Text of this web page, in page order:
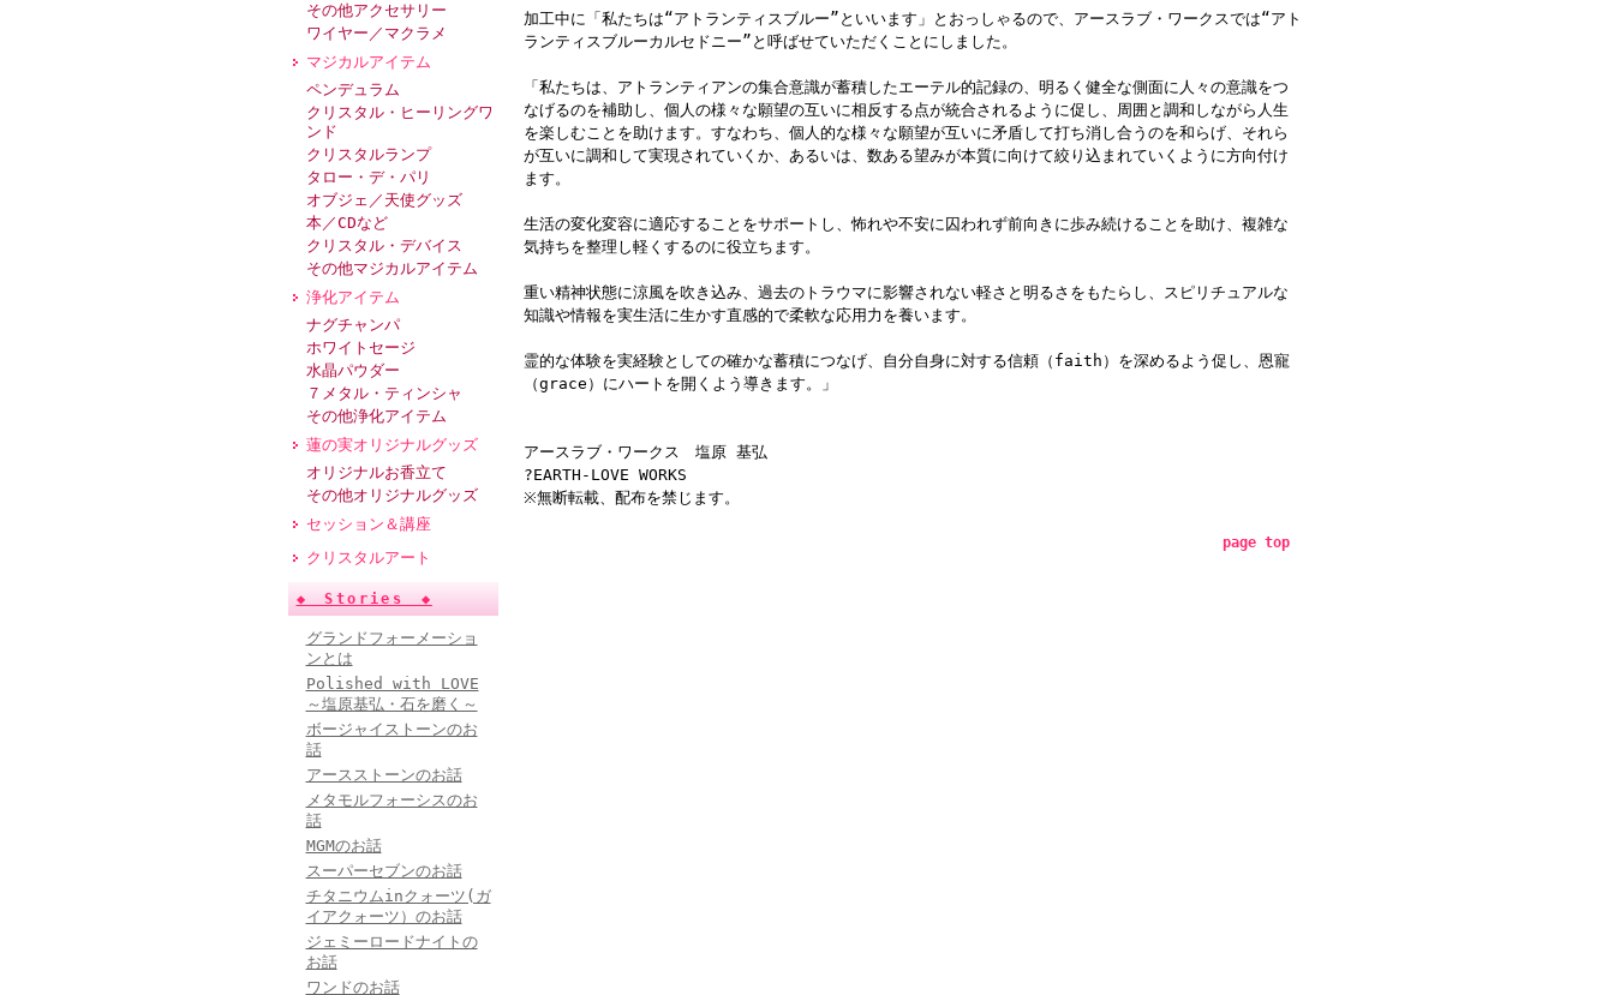
その他アクセサリー
ワイヤー／マクラメ
マジカルアイテム
ペンデュラム
クリスタル・ヒーリングワ
ンド
クリスタルランプ
タロー・デ・パリ
オブジェ／天使グッズ
本／CDなど
クリスタル・デバイス
その他マジカルアイテム
浄化アイテム
ナグチャンパ
ホワイトセージ
水晶パウダー
７メタル・ティンシャ
その他浄化アイテム
蓮の実オリジナルグッズ
オリジナルお香立て
その他オリジナルグッズ
セッション＆講座
クリスタルアート
◆ Stories ◆
グランドフォーメーショ
ンとは
Polished with LOVE
～塩原基弘・石を磨く～
ボージャイストーンのお
話
アースストーンのお話
メタモルフォーシスのお
話
MGMのお話
スーパーセブンのお話
チタニウムinクォーツ(ガ
イアクォーツ）のお話
ジェミーロードナイトの
お話
ワンドのお話
加工中に「私たちは“アトランティスブルー”といいます」とおっしゃるので、アースラブ・ワークスでは“アト
ランティスブルーカルセドニー”と呼ばせていただくことにしました。
「私たちは、アトランティアンの集合意識が蓄積したエーテル的記録の、明るく健全な側面に人々の意識をつ
なげるのを補助し、個人の様々な願望の互いに相反する点が統合されるように促し、周囲と調和しながら人生
を楽しむことを助けます。すなわち、個人的な様々な願望が互いに矛盾して打ち消し合うのを和らげ、それら
が互いに調和して実現されていくか、あるいは、数ある望みが本質に向けて絞り込まれていくように方向付け
ます。
生活の変化変容に適応することをサポートし、怖れや不安に囚われず前向きに歩み続けることを助け、複雑な
気持ちを整理し軽くするのに役立ちます。
重い精神状態に涼風を吹き込み、過去のトラウマに影響されない軽さと明るさをもたらし、スピリチュアルな
知識や情報を実生活に生かす直感的で柔軟な応用力を養います。
霊的な体験を実経験としての確かな蓄積につなげ、自分自身に対する信頼（faith）を深めるよう促し、恩寵
（grace）にハートを開くよう導きます。」
アースラブ・ワークス 塩原 基弘
?EARTH-LOVE WORKS
※無断転載、配布を禁じます。
page top